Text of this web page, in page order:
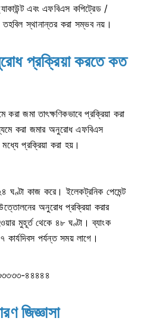
এবং এফবিএস কপিট্রেড /
তহবিল স্থানান্তর করা সম্ভব নয়।
প্রক্রিয়া করতে কত
করা জমা তাৎক্ষণিকভাবে প্রক্রিয়া করা
করা জমার অনুরোধ এফবিএস
মধ্যে প্রক্রিয়া করা হয়।
ঘণ্টা কাজ করে। ইলেকট্রনিক পেমেন্ট
অনুরোধ প্রক্রিয়া করার
মুহূর্ত থেকে ৪৮ ঘণ্টা। ব্যাংক
কার্যদিবস পর্যন্ত সময় লাগে।
৪৪৪৪৪
জিজ্ঞাসা